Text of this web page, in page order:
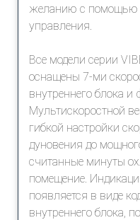
желанию с помощью
управления.
Все модели серии
оснащены 7-ми
внутреннего блока и
Мультискоростной
гибкой настройки
дуновения до
считанные минуты
помещение.
появляется в виде
внутреннего блока,